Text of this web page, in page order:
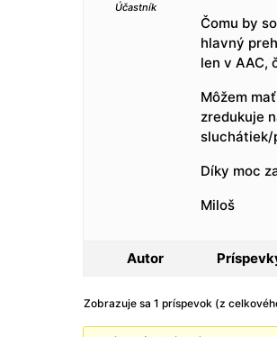
Účastník
Čomu by
hlavný
len v AAC,
Môžem
zredukuje
sluchátiek/
Díky moc
Miloš
Autor
Zobrazuje sa 1 príspevok (z